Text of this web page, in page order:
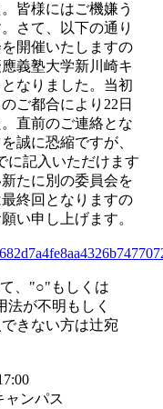
皆様にはご機嫌う
さて、以下の通り
開催いたしますの
義塾大学新川崎キ
なりました。当初
ご都合により22日
直前のご連絡とな
誠に恐縮ですが、
に記入いただけます
たに別の委員会を
終回となりますの
い申し上げます。
、"○"もしくは
が不明もしく
きない方は辻宛
ャンパス